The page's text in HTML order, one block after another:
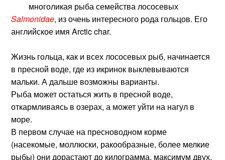
многоликая рыба семейства лососевых
Salmonidae, из очень интересного рода гольцов. Его
английское имя Arctic char.
Жизнь гольца, как и всех лососевых рыб, начинается
в пресной воде, где из икринок выклевываются
мальки. А дальше возможны варианты.
Рыба может остаться жить в пресной воде,
откармливаясь в озерах, а может уйти на нагул в
море.
В первом случае на пресноводном корме
(насекомые, моллюски, ракообразные, более мелкие
рыбы) они дорастают до килограмма, максимум двух,